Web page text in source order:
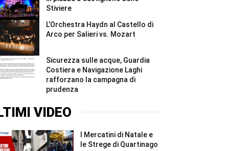
Stiviere
L’Orchestra Haydn al Castello di
Arco per Salieri vs. Mozart
Sicurezza sulle acque, Guardia
Costiera e Navigazione Laghi
rafforzano la campagna di
prudenza
VIDEO
I Mercatini di Natale e
le Strege di Quartinago